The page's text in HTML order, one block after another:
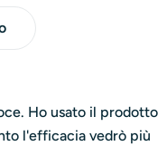
e orgoglio italiano.
dentro i nostri
chi trasforma la
Ho usato il prodotto
l'efficacia vedrò più